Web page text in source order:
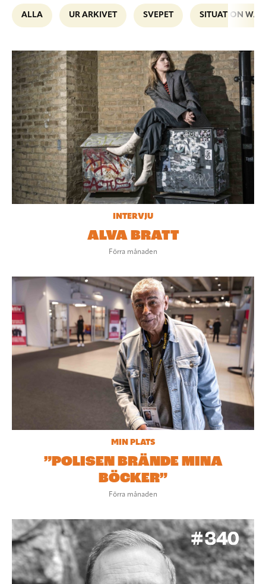
ALLA UR ARKIVET SVEPET SITUATION
INTERVJU
ALVA BRATT
Förra månaden
MIN PLATS
”POLISEN BRÄNDE MINA
BÖCKER”
Förra månaden